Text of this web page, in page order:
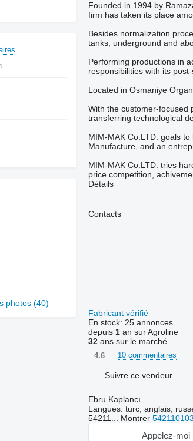
photos (40)
Founded in 1994 by
firm has taken its place
Besides normalization
tanks, underground and
Performing productions in
responsibilities with its post-
Located in Osmaniye
With the customer-focused
transferring technological
MIM-MAK Co.LTD. goals
Manufacture, and an
MIM-MAK Co.LTD. tries
price competition,
Détails
Contacts
Fabricant vérifié
En stock: 25 annonces
depuis 1an sur Agroline
32ans sur le marché
4.6 10 commentaires
Suivre ce vendeur
Ebru Kaplancı
Langues: turc, anglais,
54211... Montrer
Appelez-moi